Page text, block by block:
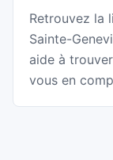
Retrouvez la
Sainte-
aide à
vous en